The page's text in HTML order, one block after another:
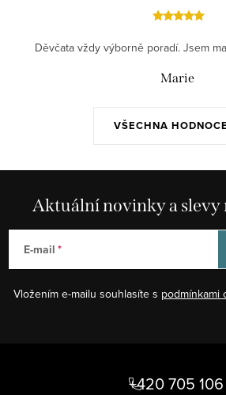
VŠECHNA
Děvčata vždy výborně poradí. Jsem
Marie
Aktuální novinky a slevy
E-mail
Vložením e-mailu souhlasíte s podmínkami
+420 705 106